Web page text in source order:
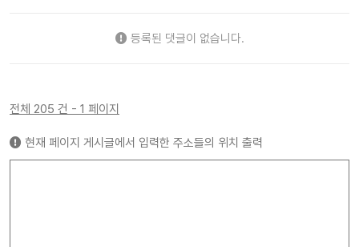
등록된 댓글이 없습니다.
전체 205 건 - 1 페이지
현재 페이지 게시글에서 입력한 주소들의 위치 출력